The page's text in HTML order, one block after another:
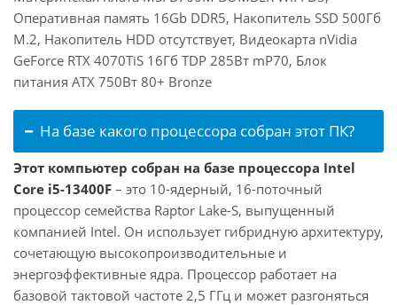
Оперативная память 16Gb DDR5, Накопитель SSD 500Гб
M.2, Накопитель HDD отсутствует, Видеокарта nVidia
GeForce RTX 4070TiS 16Гб TDP 285Вт mP70, Блок
питания ATX 750Вт 80+ Bronze
На базе какого процессора собран этот ПК?
Этот компьютер собран на базе процессора Intel
Core i5-13400F – это 10-ядерный, 16-поточный
процессор семейства Raptor Lake-S, выпущенный
компанией Intel. Он использует гибридную архитектуру,
сочетающую высокопроизводительные и
энергоэффективные ядра. Процессор работает на
базовой тактовой частоте 2,5 ГГц и может разгоняться